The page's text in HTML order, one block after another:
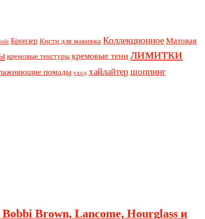
Бронзер Кисти для макияжа Коллекционное Матовая
кремовые текстуры кремовые тени лимитки
помады уход хайлайтер шоппинг
Brown, Lancome, Hourglass и